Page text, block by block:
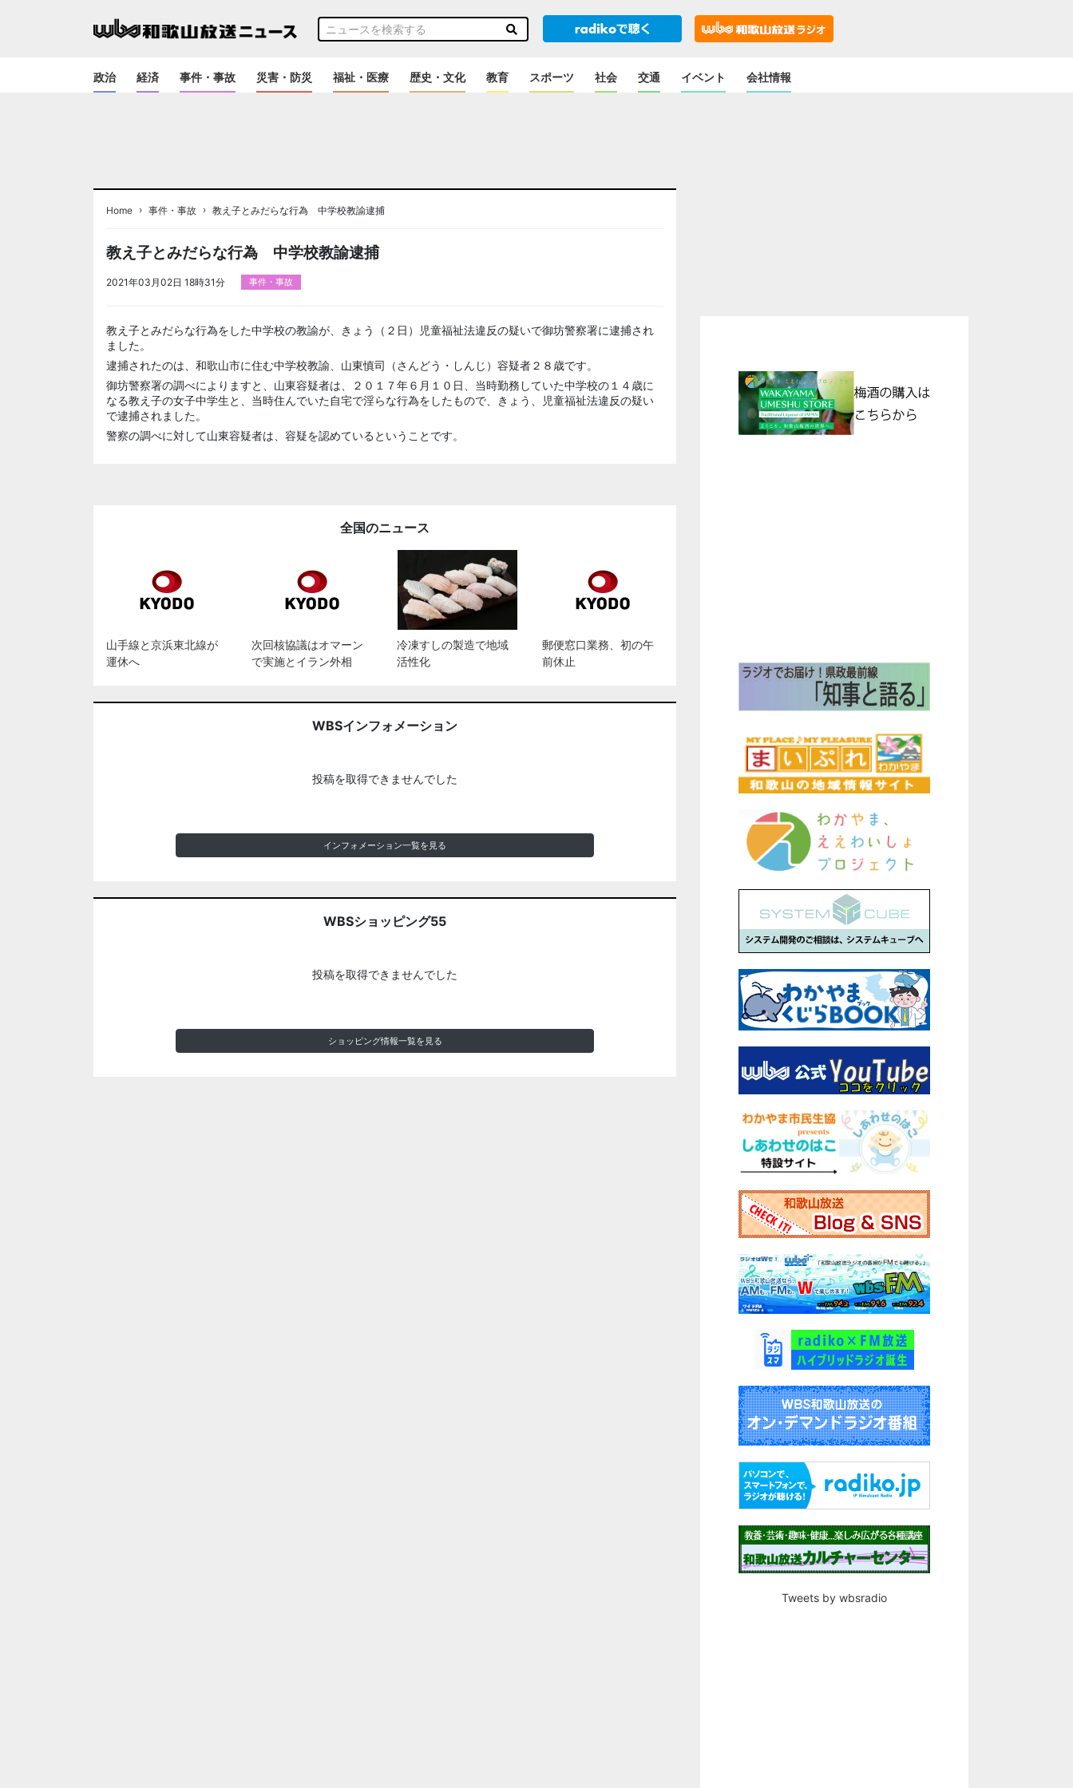
政治 経済 事件・事故 災害・防災 福祉・医療 歴史・文化 教育 スポーツ 社会 交通 イベント 会社情報
Home › 事件・事故 › 教え子とみだらな行為 中学校教諭逮捕
教え子とみだらな行為 中学校教諭逮捕
2021年03月02日 18時31分 事件・事故
教え子とみだらな行為をした中学校の教諭が、きょう（２日）児童福祉法違反の疑いで御坊警察署に逮捕され
ました。
逮捕されたのは、和歌山市に住む中学校教諭、山東慎司（さんどう・しんじ）容疑者２８歳です。
御坊警察署の調べによりますと、山東容疑者は、２０１７年６月１０日、当時勤務していた中学校の１４歳に
なる教え子の女子中学生と、当時住んでいた自宅で淫らな行為をしたもので、きょう、児童福祉法違反の疑い
で逮捕されました。
警察の調べに対して山東容疑者は、容疑を認めているということです。
全国のニュース
山手線と京浜東北線が
運休へ
次回核協議はオマーン
で実施とイラン外相
冷凍すしの製造で地域
活性化
郵便窓口業務、初の午
前休止
WBSインフォメーション
投稿を取得できませんでした
インフォメーション一覧を見る
WBSショッピング55
投稿を取得できませんでした
ショッピング情報一覧を見る
Tweets by wbsradio